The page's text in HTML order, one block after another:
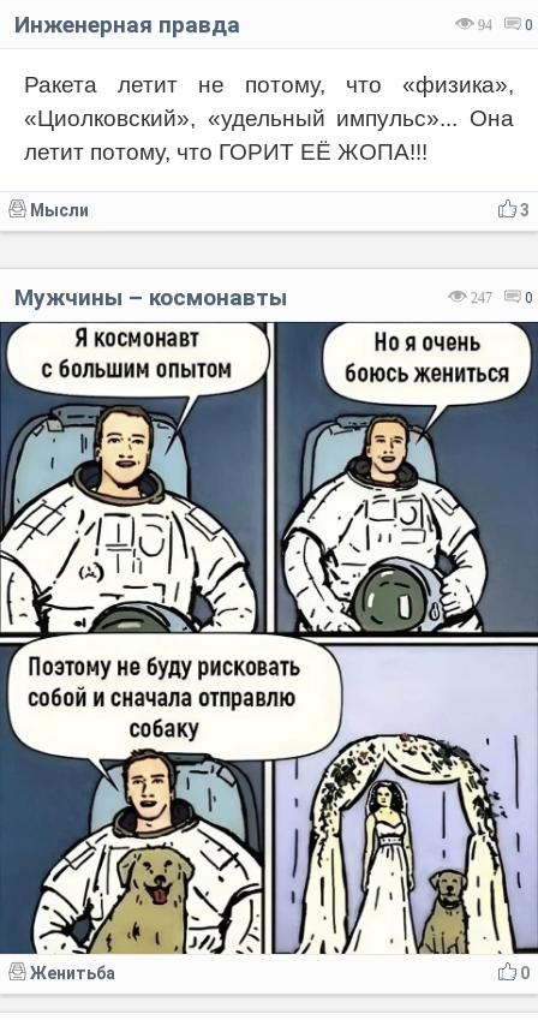
94 0
Инженерная правда
Ракета летит не потому, что «физика»,
«Циолковский», «удельный импульс»... Она
летит потому, что ГОРИТ ЕЁ ЖОПА!!!
3
Мысли
247 0
Мужчины – космонавты
0
Женитьба